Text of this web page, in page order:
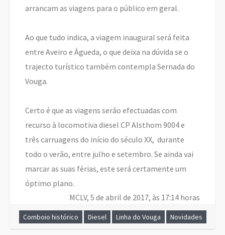
arrancam as viagens para o público em geral.
Ao que tudo indica, a viagem inaugural será feita
entre Aveiro e Águeda, o que deixa na dúvida se o
trajecto turístico também contempla Sernada do
Vouga.
Certo é que as viagens serão efectuadas com
recurso à locomotiva diesel CP Alsthom 9004 e
três carruagens do início do século XX, durante
todo o verão, entre julho e setembro. Se ainda vai
marcar as suas férias, este será certamente um
óptimo plano.
MCLV, 5 de abril de 2017, às 17:14 horas
Comboio histórico Diesel Linha do Vouga Novidades